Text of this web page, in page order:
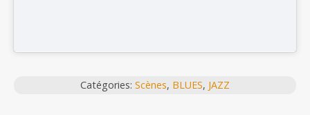
Catégories: Scènes, BLUES, JAZZ